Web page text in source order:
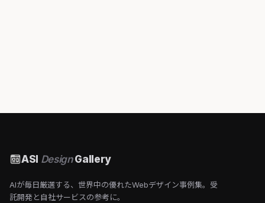
ASI DesignGallery
AIが毎日厳選する、世界中の優れたWebデザイン事例集。受
託開発と自社サービスの参考に。